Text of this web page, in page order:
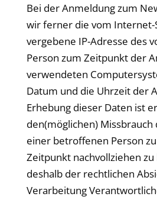
Bei der Anmeldung zum
wir ferner die vom Internet-
vergebene IP-Adresse des
Person zum Zeitpunkt der
verwendeten
Datum und die Uhrzeit der
Erhebung dieser Daten ist
den(möglichen) Missbrauch
einer betroffenen Person
Zeitpunkt nachvollziehen
deshalb der rechtlichen
Verarbeitung